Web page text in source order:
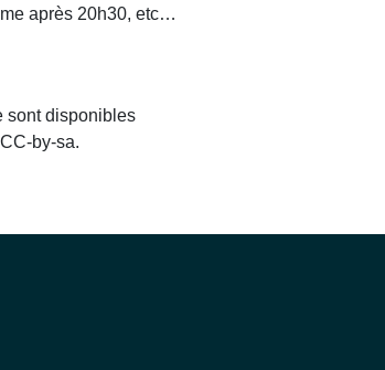
après 20h30, etc…
sont disponibles
by-sa.